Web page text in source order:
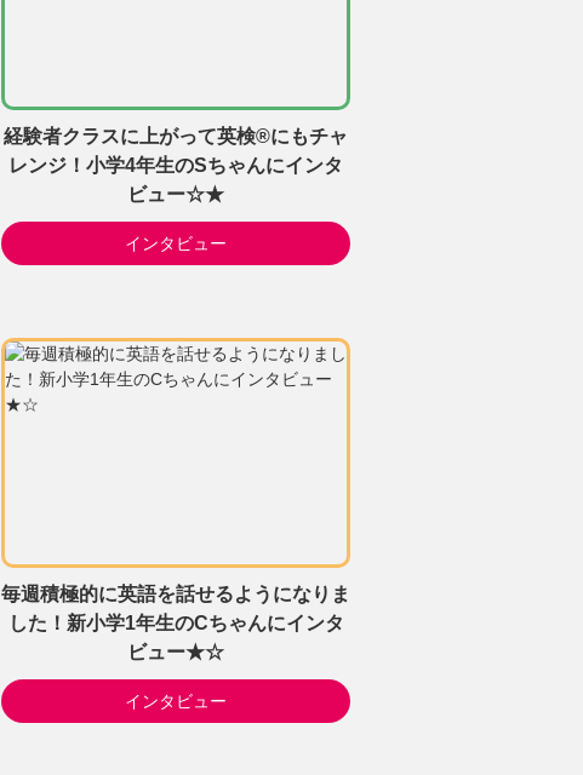
経験者クラスに上がって英検®にもチャ
レンジ！小学4年生のSちゃんにインタ
ビュー☆★
インタビュー
毎週積極的に英語を話せるようになりま
した！新小学1年生のCちゃんにインタ
ビュー★☆
インタビュー